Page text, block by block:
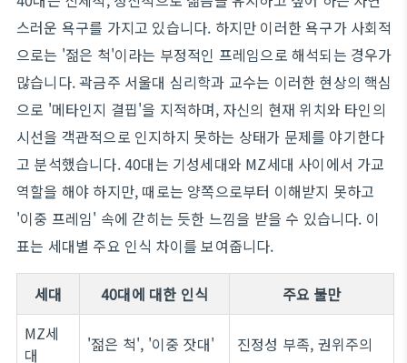
스러운 욕구를 가지고 있습니다. 하지만 이러한 욕구가 사회적
으로는 '젊은 척'이라는 부정적인 프레임으로 해석되는 경우가
많습니다. 곽금주 서울대 심리학과 교수는 이러한 현상의 핵심
으로 '메타인지 결핍'을 지적하며, 자신의 현재 위치와 타인의
시선을 객관적으로 인지하지 못하는 상태가 문제를 야기한다
고 분석했습니다. 40대는 기성세대와 MZ세대 사이에서 가교
역할을 해야 하지만, 때로는 양쪽으로부터 이해받지 못하고
'이중 프레임' 속에 갇히는 듯한 느낌을 받을 수 있습니다. 이
표는 세대별 주요 인식 차이를 보여줍니다.
세대 40대에 대한 인식
주요 불만
MZ세
대
'젊은 척', '이중 잣대' 진정성 부족, 권위주의